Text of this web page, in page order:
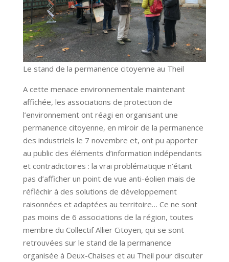
Le stand de la permanence citoyenne au Theil
A cette menace environnementale maintenant
affichée, les associations de protection de
l’environnement ont réagi en organisant une
permanence citoyenne, en miroir de la permanence
des industriels le 7 novembre et, ont pu apporter
au public des éléments d’information indépendants
et contradictoires : la vrai problématique n’étant
pas d’afficher un point de vue anti-éolien mais de
réfléchir à des solutions de développement
raisonnées et adaptées au territoire… Ce ne sont
pas moins de 6 associations de la région, toutes
membre du Collectif Allier Citoyen, qui se sont
retrouvées sur le stand de la permanence
organisée à Deux-Chaises et au Theil pour discuter